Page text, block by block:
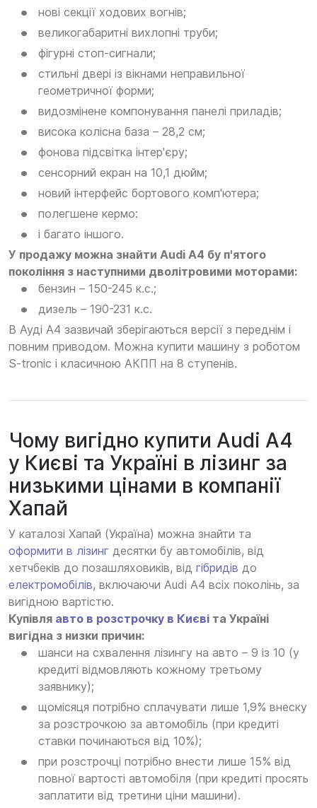
нові секції ходових вогнів;
великогабаритні вихлопні труби;
фігурні стоп-сигнали;
стильні двері із вікнами неправильної
геометричної форми;
видозмінене компонування панелі приладів;
висока колісна база – 28,2 см;
фонова підсвітка інтер'єру;
сенсорний екран на 10,1 дюйм;
новий інтерфейс бортового комп'ютера;
полегшене кермо:
і багато іншого.
У продажу можна знайти Audi А4 бу п'ятого
покоління з наступними дволітровими моторами:
бензин – 150-245 к.с.;
дизель – 190-231 к.с.
В Ауді А4 зазвичай зберігаються версії з переднім і
повним приводом. Можна купити машину з роботом
S-tronic і класичною АКПП на 8 ступенів.
Чому вигідно купити Audi A4
у Києві та Україні в лізинг за
низькими цінами в компанії
Хапай
У каталозі Хапай (Україна) можна знайти та
оформити в лізинг десятки бу автомобілів, від
хетчбеків до позашляховиків, від гібридів до
електромобілів, включаючи Audi A4 всіх поколінь, за
вигідною вартістю.
Купівля авто в розстрочку в Києві та Україні
вигідна з низки причин:
шанси на схвалення лізингу на авто – 9 із 10 (у
кредиті відмовляють кожному третьому
заявнику);
щомісяця потрібно сплачувати лише 1,9% внеску
за розстрочкою за автомобіль (при кредиті
ставки починаються від 10%);
при розстрочці потрібно внести лише 15% від
повної вартості автомобіля (при кредиті просять
заплатити від третини ціни машини).